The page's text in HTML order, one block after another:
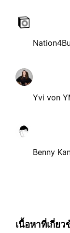
Yvi von
Benny
เนื้อหาที่เกี่ยว